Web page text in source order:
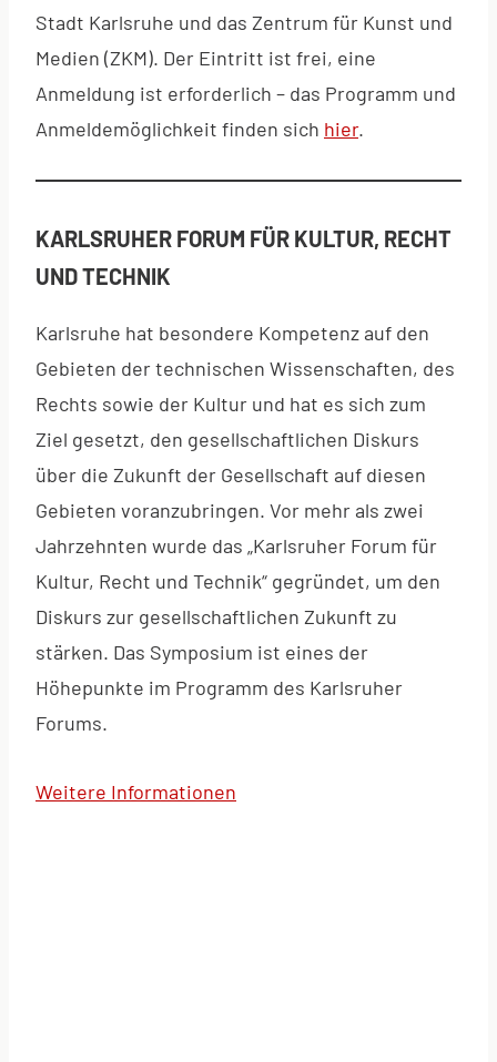
Stadt Karlsruhe und das Zentrum für Kunst und
Medien (ZKM). Der Eintritt ist frei, eine
Anmeldung ist erforderlich – das Programm und
Anmeldemöglichkeit finden sich hier.
KARLSRUHER FORUM FÜR KULTUR, RECHT
UND TECHNIK
Karlsruhe hat besondere Kompetenz auf den
Gebieten der techni­schen Wissen­schaf­ten, des
Rechts sowie der Kultur und hat es sich zum
Ziel gesetzt, den gesell­schaft­li­chen Diskurs
über die Zukunft der Gesell­schaft auf diesen
Gebieten voran­zu­brin­gen. Vor mehr als zwei
Jahrzehnten wurde das „Karlsruher Forum für
Kultur, Recht und Technik“ gegründet, um den
Diskurs zur gesellschaftlichen Zukunft zu
stärken. Das Symposium ist eines der
Höhepunkte im Programm des Karlsruher
Forums.
Weitere Informationen